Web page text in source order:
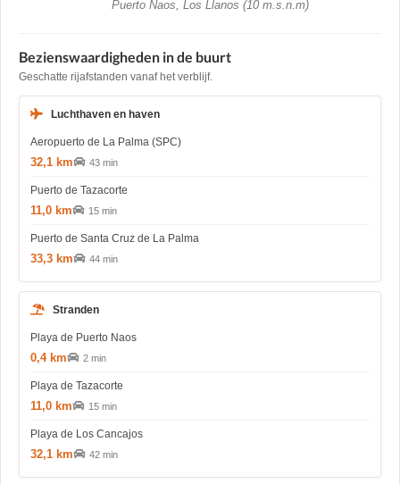
Puerto Naos, Los Llanos (10 m.s.n.m)
Bezienswaardigheden in de buurt
Geschatte rijafstanden vanaf het verblijf.
Luchthaven en haven
Aeropuerto de La Palma (SPC)
32,1 km 43 min
Puerto de Tazacorte
11,0 km 15 min
Puerto de Santa Cruz de La Palma
33,3 km 44 min
Stranden
Playa de Puerto Naos
0,4 km 2 min
Playa de Tazacorte
11,0 km 15 min
Playa de Los Cancajos
32,1 km 42 min